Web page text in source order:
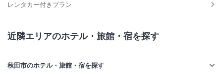
レンタカー付きプラン
近隣エリアのホテル・旅館・宿を探す
秋田市のホテル・旅館・宿を探す